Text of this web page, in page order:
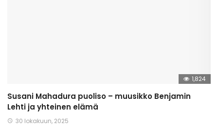
1,824
Susani Mahadura puoliso – muusikko Benjamin
Lehti ja yhteinen elämä
30 lokakuun, 2025